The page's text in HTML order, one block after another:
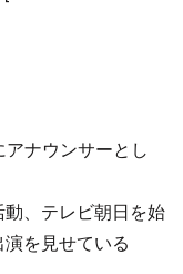
ナウンサーとし
、テレビ朝日を始
を見せている